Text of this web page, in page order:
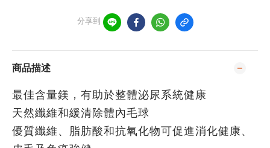
分享到
商品描述
最佳含量鎂，有助於整體泌尿系統健康
天然纖維和緩清除體內毛球
優質纖維、脂肪酸和抗氧化物可促進消化健康、